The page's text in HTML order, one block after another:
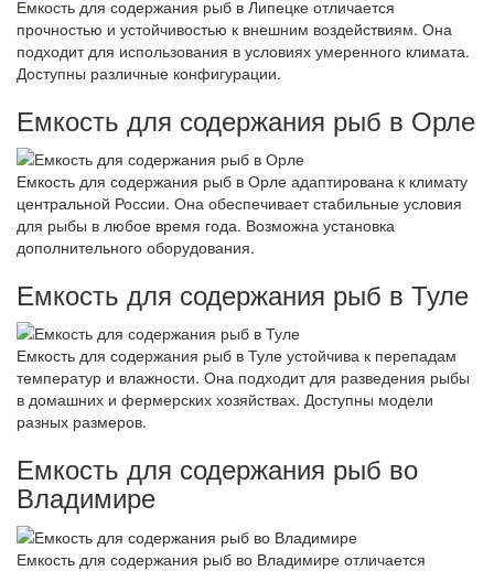
Емкость для содержания рыб в Липецке отличается
прочностью и устойчивостью к внешним воздействиям. Она
подходит для использования в условиях умеренного климата.
Доступны различные конфигурации.
Емкость для содержания рыб в Орле
Емкость для содержания рыб в Орле адаптирована к климату
центральной России. Она обеспечивает стабильные условия
для рыбы в любое время года. Возможна установка
дополнительного оборудования.
Емкость для содержания рыб в Туле
Емкость для содержания рыб в Туле устойчива к перепадам
температур и влажности. Она подходит для разведения рыбы
в домашних и фермерских хозяйствах. Доступны модели
разных размеров.
Емкость для содержания рыб во
Владимире
Емкость для содержания рыб во Владимире отличается